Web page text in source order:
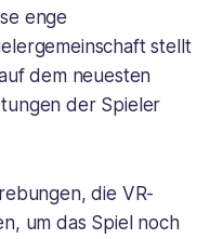
enge
stellt
dem neuesten
der Spieler
die VR-
um das Spiel noch